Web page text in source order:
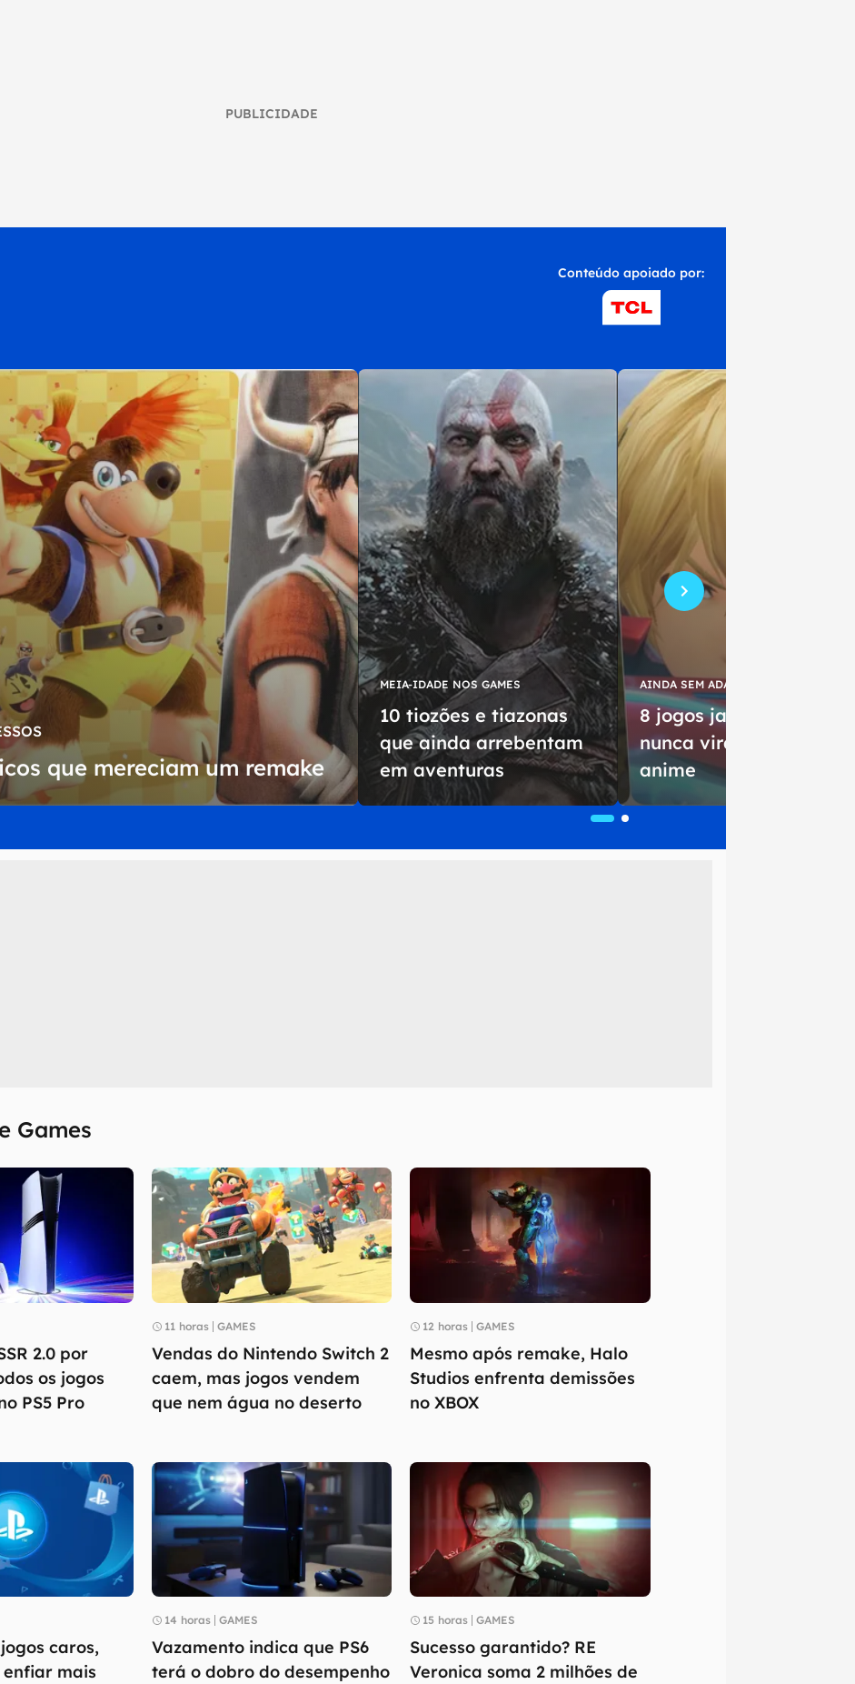
PUBLICIDADE
que mereciam um remake
MEIA-IDADE NOS GAMES
10 tiozões e tiazonas
que ainda arrebentam
em aventuras
AINDA SEM ADAPTAÇÕES
8 jogos japoneses que
nunca viraram um
anime
Games
2.0 por
os jogos
PS5 Pro
11 horas GAMES
Vendas do Nintendo Switch 2
caem, mas jogos vendem
que nem água no deserto
12 horas GAMES
Mesmo após remake, Halo
Studios enfrenta demissões
no XBOX
caros,
mais
14 horas GAMES
Vazamento indica que PS6
terá o dobro do desempenho
15 horas GAMES
Sucesso garantido? RE
Veronica soma 2 milhões de